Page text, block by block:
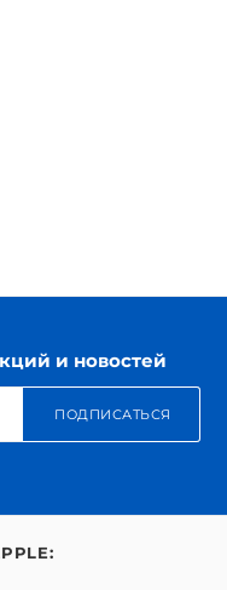
и новостей
ПОДПИСАТЬСЯ